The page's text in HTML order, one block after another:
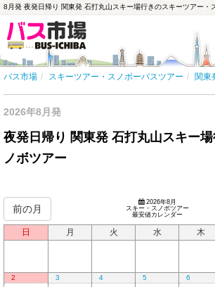
8月発 夜発日帰り 関東発 石打丸山スキー場行きのスキーツアー・
バス市場 スキーツアー・スノボーバスツアー 関東
2026年8月発
夜発日帰り 関東発 石打丸山スキー
ノボツアー
前の月
2026年8月
スキー・スノボツアー
最安値カレンダー
日 月 火 水 木
2 3 4 5 6